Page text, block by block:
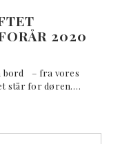
2020
bord – fra vores
står for døren….